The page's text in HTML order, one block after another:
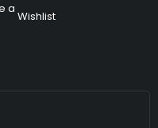
a
Wishlist